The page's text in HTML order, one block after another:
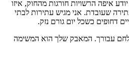
איפה הרשויות חורגות מהחוק, איזו
שעובדת. אני מגיש עתירות לבתי
דחופים כשכל יום גורם נזק.
עבורך. המאבק שלך הוא המשימה